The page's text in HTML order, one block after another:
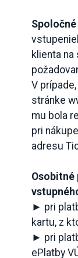
klienta
V
stránke
mu bola
pri
adresu
Osobitné
► pri
kartu, z
► pri
ePlatby